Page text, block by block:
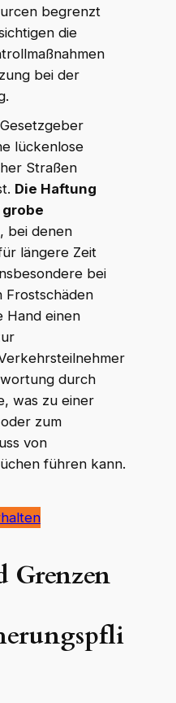
begrenzt
die
bei der
lückenlose
Straßen
Die Haftung
, bei denen
längere Zeit
bei
Frostschäden
Hand einen
durch
was zu einer
zum
von
führen kann.
Grenzen